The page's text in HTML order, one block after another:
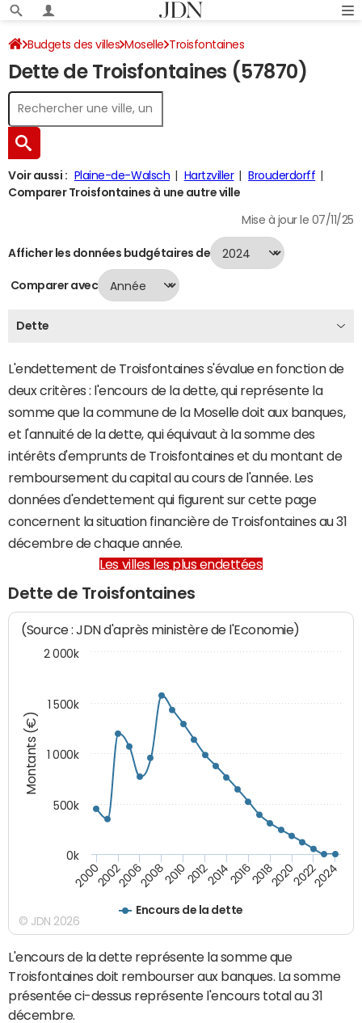
Budgets des villes Moselle Troisfontaines
Dette au 31/12/2024
Dette de Troisfontaines (57870)
Voir aussi : Plaine-de-Walsch Hartzviller
Brouderdorff
Comparer Troisfontaines à une autre ville
Mise à jour le 07/11/25
Afficher les données budgétaires de
Comparer avec
Dette
L'endettement de Troisfontaines s'évalue en fonction de
deux critères : l'encours de la dette, qui représente la
somme que la commune de la Moselle doit aux banques,
et l'annuité de la dette, qui équivaut à la somme des
intérêts d'emprunts de Troisfontaines et du montant de
remboursement du capital au cours de l'année. Les
données d'endettement qui figurent sur cette page
concernent la situation financière de Troisfontaines au 31
décembre de chaque année.
Les villes les plus endettées
Dette de Troisfontaines
Montants (€)
(Source : JDN d'après ministère de l'Economie)
Encours de la dette
200020022006200820102012201420162018202020222024
0k
500k
1 000k
1 500k
2 000k
© JDN 2026
L'encours de la dette représente la somme que
Troisfontaines doit rembourser aux banques. La somme
présentée ci-dessus représente l'encours total au 31
décembre.